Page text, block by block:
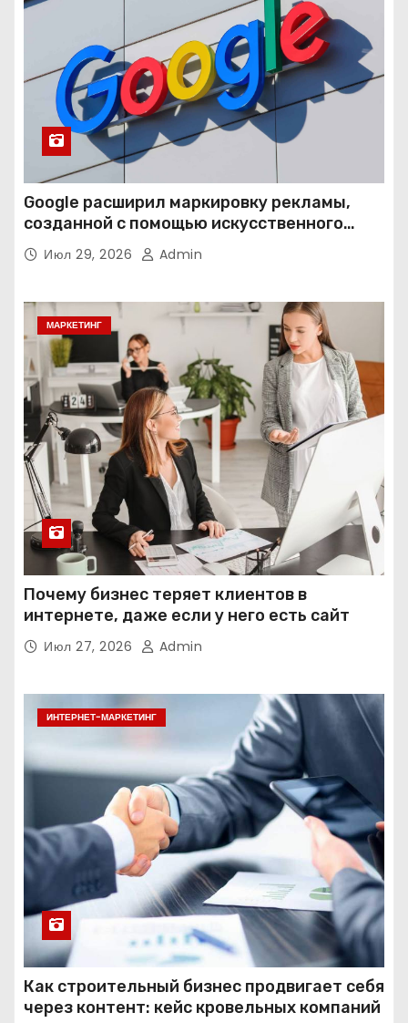
Google расширил маркировку рекламы,
созданной с помощью искусственного
интеллекта
Июл 29, 2026 Admin
МАРКЕТИНГ
Почему бизнес теряет клиентов в
интернете, даже если у него есть сайт
Июл 27, 2026 Admin
ИНТЕРНЕТ-МАРКЕТИНГ
Как строительный бизнес продвигает себя
через контент: кейс кровельных компаний